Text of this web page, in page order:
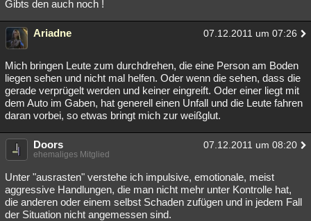
Gibts den auch noch !
Ariadne 07.12.2011 um 07:26
Mich bringen Leute zum durchdrehen, die eine Person am Boden
liegen sehen und nicht mal helfen. Oder wenn die sehen, dass die
gerade verprügelt werden und keiner eingreift. Oder einer liegt mit
dem Auto im Gaben, hat generell einen Unfall und die Leute fahren
daran vorbei, so etwas bringt mich zur weißglut.
Doors 07.12.2011 um 08:20
ehemaliges Mitglied
Unter "ausrasten" verstehe ich impulsive, emotionale, meist
aggressive Handlungen, die man nicht mehr unter Kontrolle hat,
die anderen oder einem selbst Schaden zufügen und in jedem Fall
der Situation nicht angemessen sind.